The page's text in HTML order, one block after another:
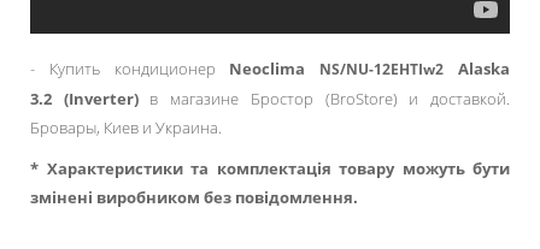
- Купить кондиционер Neoclima NS/NU-12EHTIw2 Alaska
3.2 (Inverter)в магазине Бростор (BroStore) и доставкой.
Бровары, Киев и Украина.
* Характеристики та комплектація товару можуть бути
змінені виробником без повідомлення.